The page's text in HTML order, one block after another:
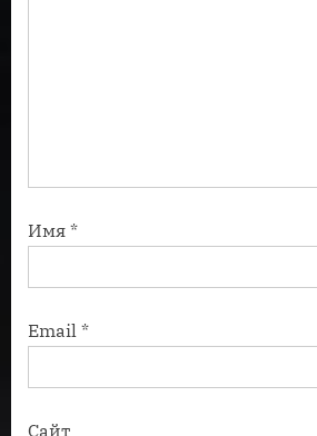
Имя *
Email *
Сайт